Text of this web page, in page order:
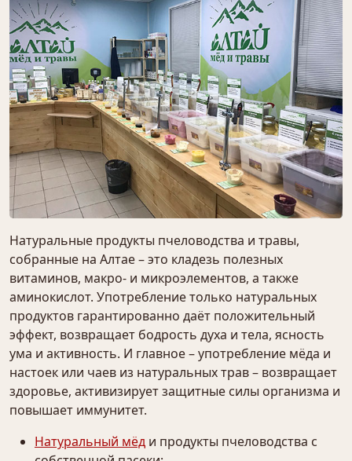
Натуральные продукты пчеловодства и травы,
собранные на Алтае – это кладезь полезных
витаминов, макро- и микроэлементов, а также
аминокислот. Употребление только натуральных
продуктов гарантированно даёт положительный
эффект, возвращает бодрость духа и тела, ясность
ума и активность. И главное – употребление мёда и
настоек или чаев из натуральных трав – возвращает
здоровье, активизирует защитные силы организма и
повышает иммунитет.
Натуральный мёд и продукты пчеловодства с